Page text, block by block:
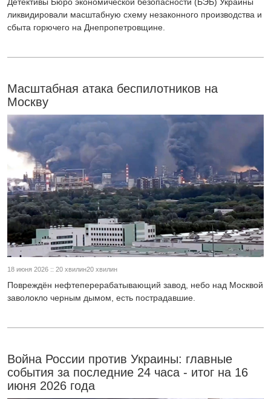
ликвидировали масштабную схему незаконного производства и
сбыта горючего на Днепропетровщине.
Масштабная атака беспилотников на
Москву
18 июня 2026 :: 20 хвилин20 хвилин
Повреждён нефтеперерабатывающий завод, небо над Москвой
заволокло черным дымом, есть пострадавшие.
Война России против Украины: главные
события за последние 24 часа - итог на 16
июня 2026 года